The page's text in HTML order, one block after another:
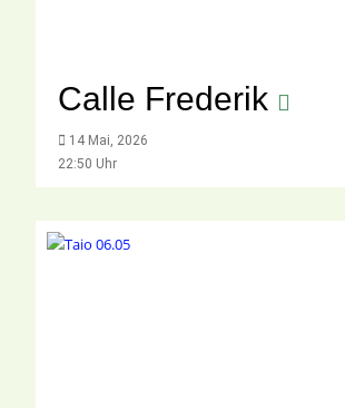
Calle Frederik
14 Mai, 2026
22:50 Uhr